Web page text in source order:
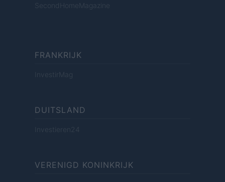
SecondHomeMagazine
FRANKRIJK
InvestirMag
DUITSLAND
Investieren24
VERENIGD KONINKRIJK